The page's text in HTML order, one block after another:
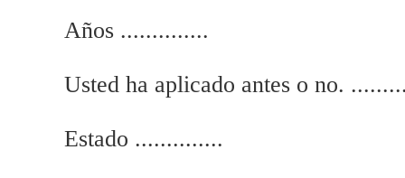
Años ..............
Usted ha aplicado antes o no.
Estado ..............